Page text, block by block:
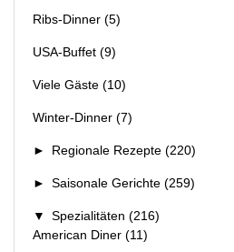
Ribs-Dinner (5)
USA-Buffet (9)
Viele Gäste (10)
Winter-Dinner (7)
► Regionale Rezepte (220)
► Saisonale Gerichte (259)
▼ Spezialitäten (216)
American Diner (11)